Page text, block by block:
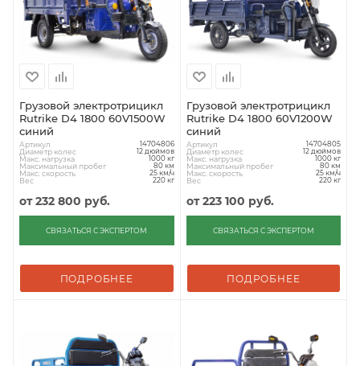
Грузовой электротрицикл
Rutrike D4 1800 60V1500W
синий
Артикул 14704806
Диаметр колес 12 дюймов
Макс. нагрузка 1000 кг
Максимальный пробег 80 км
Макс. скорость 25 км/ч
Вес 220 кг
от232 800 руб.
СВЯЗАТЬСЯ С ЭКСПЕРТОМ
ПОДРОБНЕЕ
Грузовой электротрицикл
Rutrike D4 1800 60V1200W
синий
Артикул 14704805
Диаметр колес 12 дюймов
Макс. нагрузка 1000 кг
Максимальный пробег 80 км
Макс. скорость 25 км/ч
Вес 220 кг
от223 100 руб.
СВЯЗАТЬСЯ С ЭКСПЕРТОМ
ПОДРОБНЕЕ